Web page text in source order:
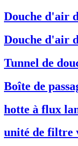
Douche d'air
Douche d'air
Tunnel de
Boîte de
hotte à flux
unité de filtre